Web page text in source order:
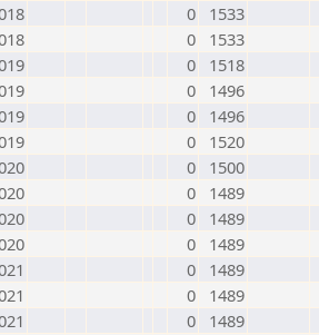
0
1533
0
1533
0
1518
0
1496
0
1496
0
1520
0
1500
0
1489
0
1489
0
1489
0
1489
0
1489
0
1489